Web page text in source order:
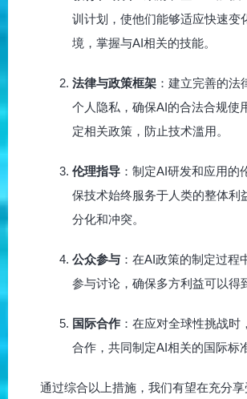
训计划，使他们能够适应快速变
境，掌握与AI相关的技能。
法律与政策框架 ：建立完善的法
个人隐私，确保AI的合法合规使
定相关政策，防止技术滥用。
伦理指导 ：制定AI研发和应用的
保技术始终服务于人类的整体利
分化和冲突。
公众参与 ：在AI政策的制定过程
参与讨论，确保多方利益可以得
国际合作 ：在应对全球性挑战时
合作，共同制定AI相关的国际标
通过综合以上措施，我们有望在充分